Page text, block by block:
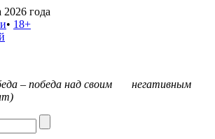
2026 года
• 18+
– победа над своим негативным